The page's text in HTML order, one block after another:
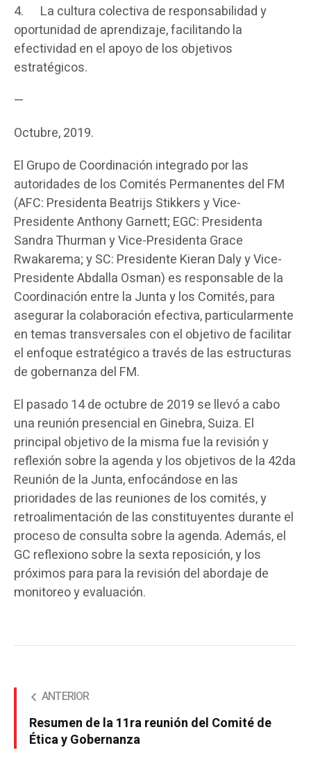
4. La cultura colectiva de responsabilidad y
oportunidad de aprendizaje, facilitando la
efectividad en el apoyo de los objetivos
estratégicos.
—
Octubre, 2019.
El Grupo de Coordinación integrado por las
autoridades de los Comités Permanentes del FM
(AFC: Presidenta Beatrijs Stikkers y Vice-
Presidente Anthony Garnett; EGC: Presidenta
Sandra Thurman y Vice-Presidenta Grace
Rwakarema; y SC: Presidente Kieran Daly y Vice-
Presidente Abdalla Osman) es responsable de la
Coordinación entre la Junta y los Comités, para
asegurar la colaboración efectiva, particularmente
en temas transversales con el objetivo de facilitar
el enfoque estratégico a través de las estructuras
de gobernanza del FM.
El pasado 14 de octubre de 2019 se llevó a cabo
una reunión presencial en Ginebra, Suiza. El
principal objetivo de la misma fue la revisión y
reflexión sobre la agenda y los objetivos de la 42da
Reunión de la Junta, enfocándose en las
prioridades de las reuniones de los comités, y
retroalimentación de las constituyentes durante el
proceso de consulta sobre la agenda. Además, el
GC reflexiono sobre la sexta reposición, y los
próximos para para la revisión del abordaje de
monitoreo y evaluación.
ANTERIOR
Resumen de la 11ra reunión del Comité de
Ética y Gobernanza